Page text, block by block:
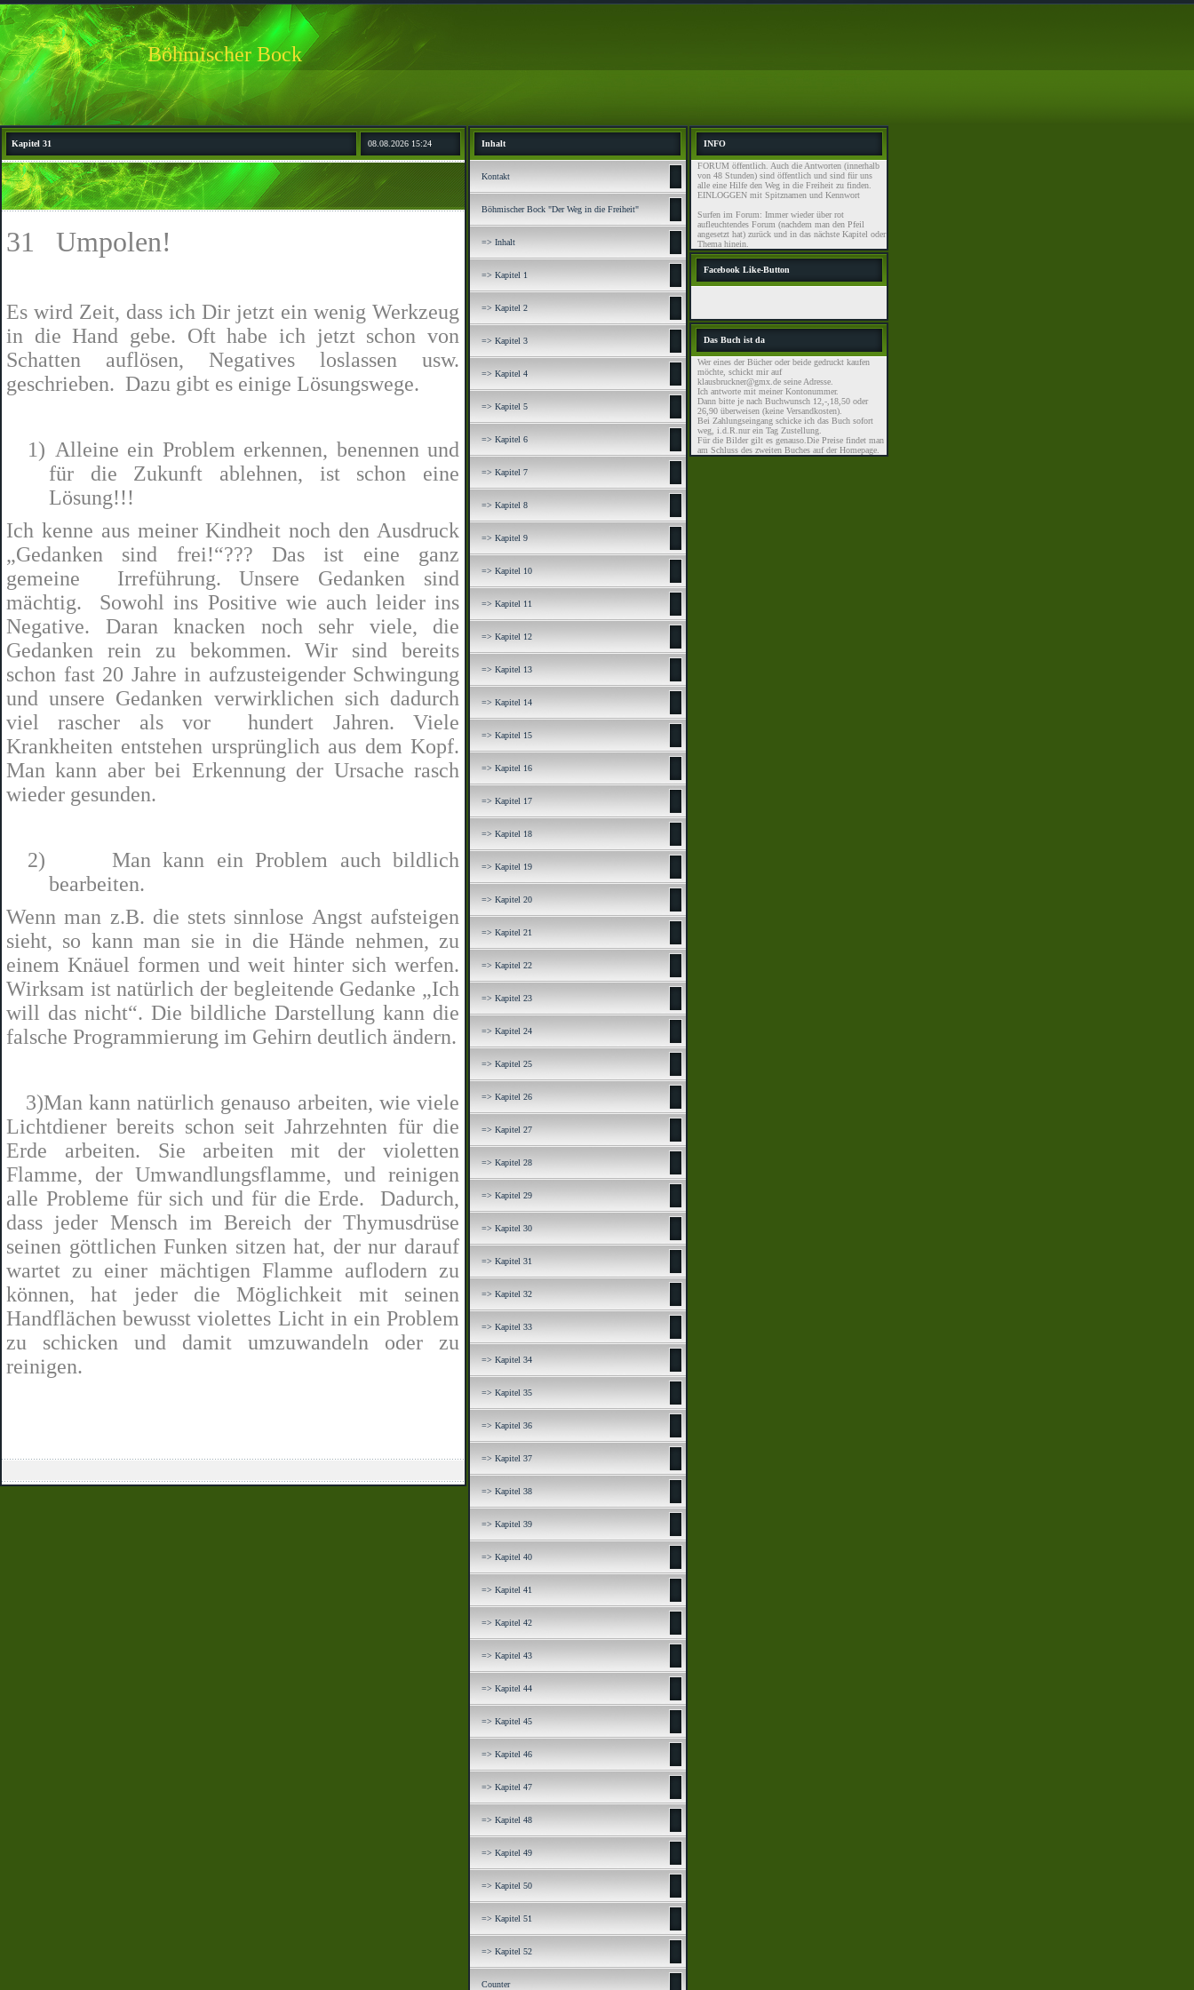
Böhmischer Bock
Kapitel 31 08.08.2026 15:24
31 Umpolen!
Es wird Zeit, dass ich Dir jetzt ein wenig Werkzeug
in die Hand gebe. Oft habe ich jetzt schon von
Schatten auflösen, Negatives loslassen usw.
geschrieben. Dazu gibt es einige Lösungswege.
1) Alleine ein Problem erkennen, benennen und
für die Zukunft ablehnen, ist schon eine
Lösung!!!
Ich kenne aus meiner Kindheit noch den Ausdruck
„Gedanken sind frei!“??? Das ist eine ganz
gemeine
Irreführung. Unsere Gedanken sind
mächtig.
Sowohl ins Positive wie auch leider ins
Negative. Daran knacken noch sehr viele, die
Gedanken rein zu bekommen. Wir sind bereits
schon fast 20 Jahre in aufzusteigender Schwingung
und unsere Gedanken verwirklichen sich dadurch
viel rascher als vor
hundert Jahren. Viele
Krankheiten entstehen ursprünglich aus dem Kopf.
Man kann aber bei Erkennung der Ursache rasch
wieder gesunden.
2)
Man kann ein Problem auch bildlich
bearbeiten.
Wenn man z.B. die stets sinnlose Angst aufsteigen
sieht, so kann man sie in die Hände nehmen, zu
einem Knäuel formen und weit hinter sich werfen.
Wirksam ist natürlich der begleitende Gedanke „Ich
will das nicht“. Die bildliche Darstellung kann die
falsche Programmierung im Gehirn deutlich ändern.
3)Man kann natürlich genauso arbeiten, wie viele
Lichtdiener bereits schon seit Jahrzehnten für die
Erde arbeiten. Sie arbeiten mit der violetten
Flamme, der Umwandlungsflamme, und reinigen
alle Probleme für sich und für die Erde.
Dadurch,
dass jeder Mensch im Bereich der Thymusdrüse
seinen göttlichen Funken sitzen hat, der nur darauf
wartet zu einer mächtigen Flamme auflodern zu
können, hat jeder die Möglichkeit mit seinen
Handflächen bewusst violettes Licht in ein Problem
zu schicken und damit umzuwandeln oder zu
reinigen.
Inhalt
Kontakt
Böhmischer Bock "Der Weg in die Freiheit"
=> Inhalt
=> Kapitel 1
=> Kapitel 2
=> Kapitel 3
=> Kapitel 4
=> Kapitel 5
=> Kapitel 6
=> Kapitel 7
=> Kapitel 8
=> Kapitel 9
=> Kapitel 10
=> Kapitel 11
=> Kapitel 12
=> Kapitel 13
=> Kapitel 14
=> Kapitel 15
=> Kapitel 16
=> Kapitel 17
=> Kapitel 18
=> Kapitel 19
=> Kapitel 20
=> Kapitel 21
=> Kapitel 22
=> Kapitel 23
=> Kapitel 24
=> Kapitel 25
=> Kapitel 26
=> Kapitel 27
=> Kapitel 28
=> Kapitel 29
=> Kapitel 30
=> Kapitel 31
=> Kapitel 32
=> Kapitel 33
=> Kapitel 34
=> Kapitel 35
=> Kapitel 36
=> Kapitel 37
=> Kapitel 38
=> Kapitel 39
=> Kapitel 40
=> Kapitel 41
=> Kapitel 42
=> Kapitel 43
=> Kapitel 44
=> Kapitel 45
=> Kapitel 46
=> Kapitel 47
=> Kapitel 48
=> Kapitel 49
=> Kapitel 50
=> Kapitel 51
=> Kapitel 52
Counter
INFO
FORUM öffentlich. Auch die Antworten (innerhalb
von 48 Stunden) sind öffentlich und sind für uns
alle eine Hilfe den Weg in die Freiheit zu finden.
EINLOGGEN mit Spitznamen und Kennwort
Surfen im Forum: Immer wieder über rot
aufleuchtendes Forum (nachdem man den Pfeil
angesetzt hat) zurück und in das nächste Kapitel oder
Thema hinein.
Facebook Like-Button
Das Buch ist da
Wer eines der Bücher oder beide gedruckt kaufen
möchte, schickt mir auf
klausbruckner@gmx.de seine Adresse.
Ich antworte mit meiner Kontonummer.
Dann bitte je nach Buchwunsch 12,-,18,50 oder
26,90 überweisen (keine Versandkosten).
Bei Zahlungseingang schicke ich das Buch sofort
weg, i.d.R.nur ein Tag Zustellung.
Für die Bilder gilt es genauso.Die Preise findet man
am Schluss des zweiten Buches auf der Homepage.